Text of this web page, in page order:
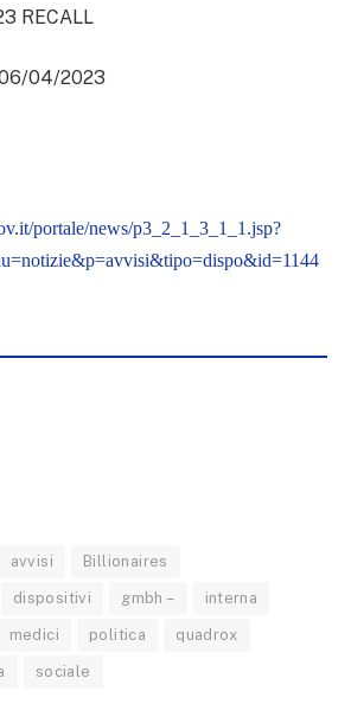
RECALL
04/2023
portale/news/p3_2_1_3_1_1.jsp?
avvisi Billionaires
dispositivi gmbh – interna
medici politica quadrox
sociale